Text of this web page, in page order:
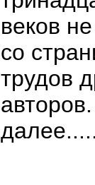
веков
со
трудов